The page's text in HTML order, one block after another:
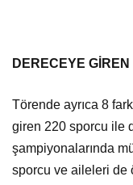
DERECEYE
Törende ayrıca 8
giren 220 sporcu ile
şampiyonalarında
sporcu ve aileleri de